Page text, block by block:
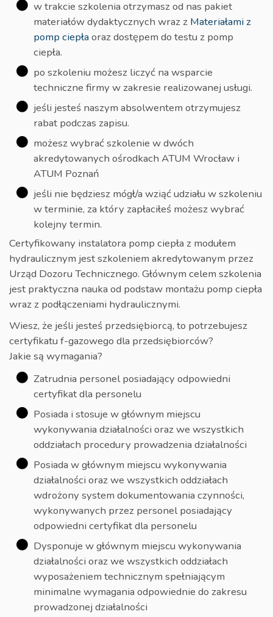
w trakcie szkolenia otrzymasz od nas pakiet
materiałów dydaktycznych wraz z Materiałami z
pomp ciepłaoraz dostępem do testu z pomp
ciepła.
po szkoleniu możesz liczyć na wsparcie
techniczne firmy w zakresie realizowanej usługi.
jeśli jesteś naszym absolwentem otrzymujesz
rabat podczas zapisu.
możesz wybrać szkolenie w dwóch
akredytowanych ośrodkach ATUM Wrocław i
ATUM Poznań
jeśli nie będziesz mógł/a wziąć udziału w szkoleniu
w terminie, za który zapłaciłeś możesz wybrać
kolejny termin.
Certyfikowany instalatora pomp ciepła z modułem
hydraulicznym jest szkoleniem akredytowanym przez
Urząd Dozoru Technicznego. Głównym celem szkolenia
jest praktyczna nauka od podstaw montażu pomp ciepła
wraz z podłączeniami hydraulicznymi.
Wiesz, że jeśli jesteś przedsiębiorcą, to potrzebujesz
certyfikatu f-gazowego dla przedsiębiorców?
Jakie są wymagania?
Zatrudnia personel posiadający odpowiedni
certyfikat dla personelu
Posiada i stosuje w głównym miejscu
wykonywania działalności oraz we wszystkich
oddziałach procedury prowadzenia działalności
Posiada w głównym miejscu wykonywania
działalności oraz we wszystkich oddziałach
wdrożony system dokumentowania czynności,
wykonywanych przez personel posiadający
odpowiedni certyfikat dla personelu
Dysponuje w głównym miejscu wykonywania
działalności oraz we wszystkich oddziałach
wyposażeniem technicznym spełniającym
minimalne wymagania odpowiednie do zakresu
prowadzonej działalności